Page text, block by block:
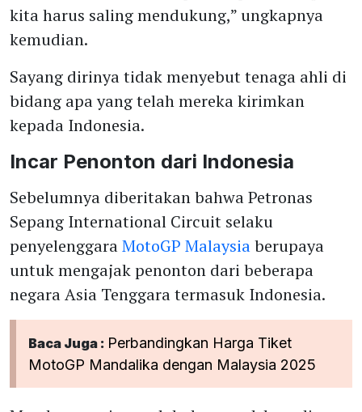
kita harus saling mendukung,” ungkapnya
kemudian.
Sayang dirinya tidak menyebut tenaga ahli di
bidang apa yang telah mereka kirimkan
kepada Indonesia.
Incar Penonton dari Indonesia
Sebelumnya diberitakan bahwa Petronas
Sepang International Circuit selaku
penyelenggaraMotoGP Malaysiaberupaya
untuk mengajak penonton dari beberapa
negara Asia Tenggara termasuk Indonesia.
Baca Juga : Perbandingkan Harga Tiket
MotoGP Mandalika dengan Malaysia 2025